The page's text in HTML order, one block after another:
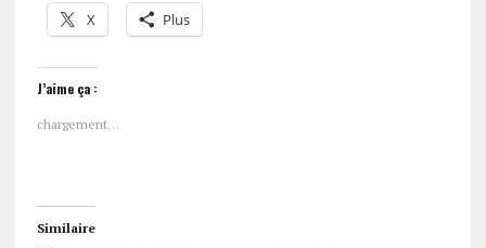
X Plus
J’aime ça :
chargement…
Similaire